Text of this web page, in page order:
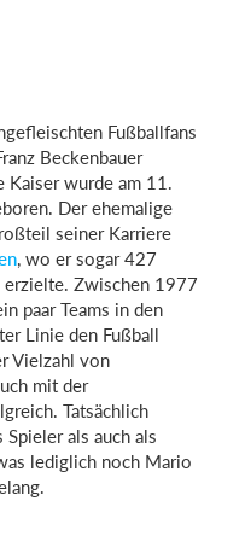
Fußballfans
Beckenbauer
Kaiser wurde am 11.
Der ehemalige
seiner Karriere
, wo er sogar 427
Zwischen 1977
paar Teams in den
Linie den Fußball
Vielzahl von
mit der
Tatsächlich
als auch als
lediglich noch Mario